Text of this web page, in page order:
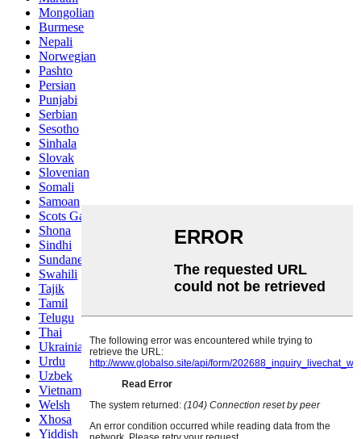
Mongolian
Burmese
Nepali
Norwegian
Pashto
Persian
Punjabi
Serbian
Sesotho
Sinhala
Slovak
Slovenian
Somali
Samoan
Scots Gaelic
Shona
Sindhi
Sundanese
Swahili
Tajik
Tamil
Telugu
Thai
Ukrainian
Urdu
Uzbek
Vietnamese
Welsh
Xhosa
Yiddish